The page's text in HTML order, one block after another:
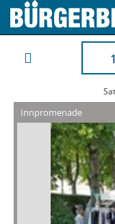
Innpromenade